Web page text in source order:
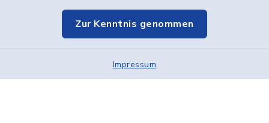
Zur Kenntnis genommen
Impressum
Elektronische Kommunikation
Sitemap